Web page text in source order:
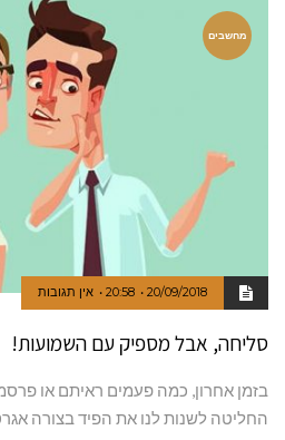
מחשבים
20/09/2018
20:58 אין תגובות
סליחה, אבל מספיק עם השמועות!
בזמן אחרון, כמה פעמים ראיתם או
החליטה לשנות לנו את הפיד בצורה